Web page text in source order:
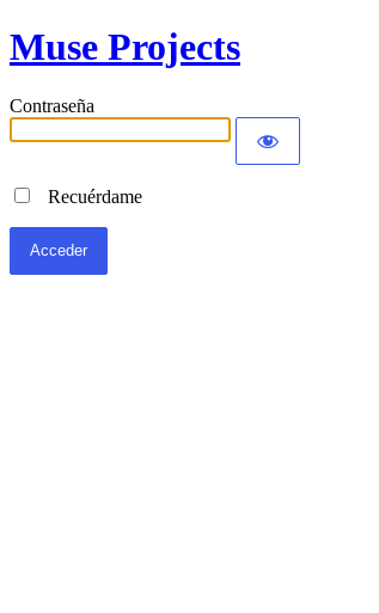
Muse Projects
Contraseña
Recuérdame